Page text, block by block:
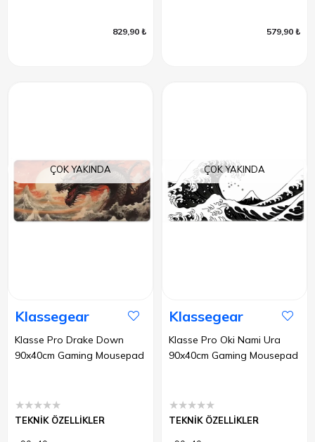
829,90 ₺ 579,90 ₺
ÇOK YAKINDA
Klassegear
Klasse Pro Drake Down
90x40cm Gaming Mousepad
★★★★★
TEKNİK ÖZELLİKLER
ÇOK YAKINDA
Klassegear
Klasse Pro Oki Nami Ura
90x40cm Gaming Mousepad
★★★★★
TEKNİK ÖZELLİKLER